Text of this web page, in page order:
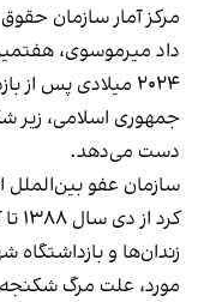
مرکز آمار سازمان
داد میرموسوی،
۲۰۲۴ میلادی پس
جمهوری اسلامی، زیر
دست می‌دهد.
مورد، علت مرگ شکنجه